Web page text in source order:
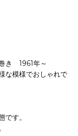
き 1961年～
な模様でおしゃれで
す。